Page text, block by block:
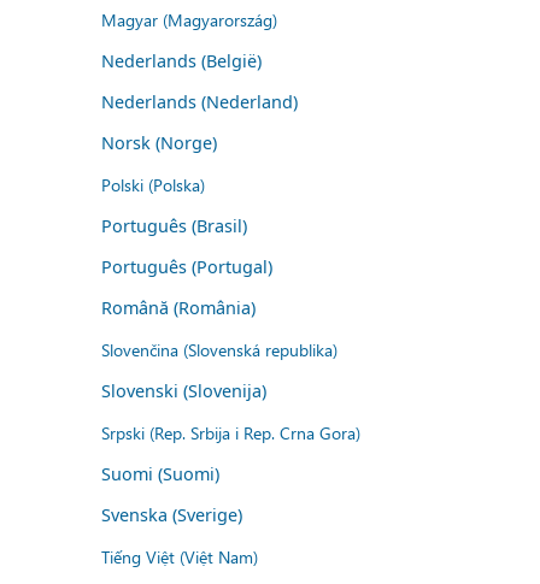
Magyar (Magyarország)
Nederlands (België)
Nederlands (Nederland)
Norsk (Norge)
Polski (Polska)
Português (Brasil)
Português (Portugal)
Română (România)
Slovenčina (Slovenská republika)
Slovenski (Slovenija)
Srpski (Rep. Srbija i Rep. Crna Gora)
Suomi (Suomi)
Svenska (Sverige)
Tiếng Việt (Việt Nam)